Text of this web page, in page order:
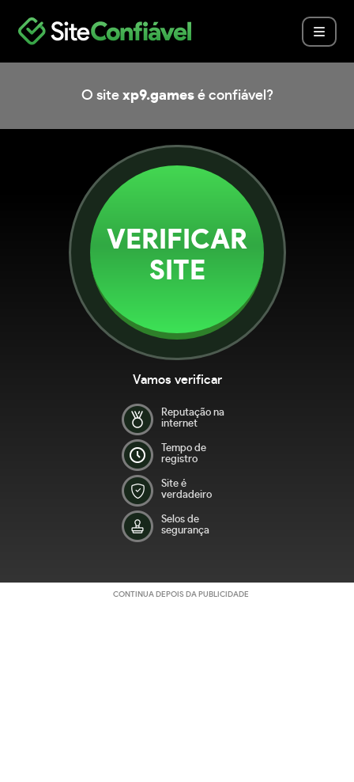
O site xp9.gamesé confiável?
VERIFICAR
SITE
Vamos verificar
Reputação na
internet
Tempo de
registro
Site é
verdadeiro
Selos de
segurança
CONTINUA DEPOIS DA PUBLICIDADE